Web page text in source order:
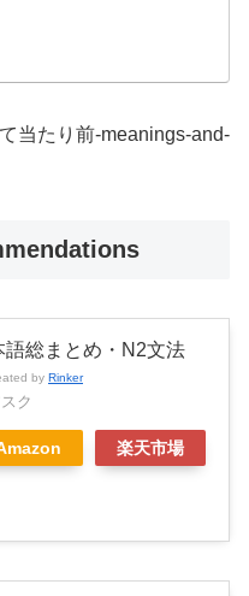
当たり前-meanings-and-
語総まとめ・N2文法
by Rinker
ク
楽天市場